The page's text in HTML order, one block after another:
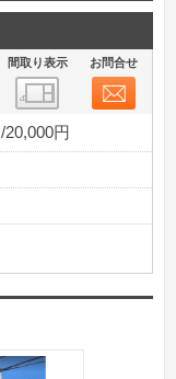
間取り表示 お問合せ
20,000円